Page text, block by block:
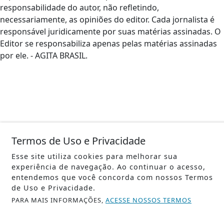
Termos de Uso e Privacidade
Esse site utiliza cookies para melhorar sua
experiência de navegação. Ao continuar o acesso,
entendemos que você concorda com nossos Termos
de Uso e Privacidade.
PARA MAIS INFORMAÇÕES, ACESSE NOSSOS TERMOS
responsabilidade do autor, não refletindo,
necessariamente, as opiniões do editor. Cada jornalista é
responsável juridicamente por suas matérias assinadas. O
Editor se responsabiliza apenas pelas matérias assinadas
por ele. - AGITA BRASIL.